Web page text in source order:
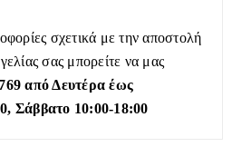
σχετικά με την αποστολή
σας μπορείτε να μας
από Δευτέρα έως
Σάββατο 10:00-18:00